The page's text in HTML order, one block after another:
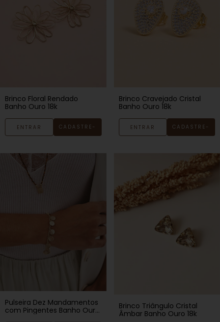
Brinco Floral Rendado
Banho Ouro 18k
ENTRAR CADASTRE-
Brinco Cravejado Cristal
Banho Ouro 18k
ENTRAR CADASTRE-
Pulseira Dez Mandamentos
com Pingentes Banho Ouro
Brinco Triângulo Cristal
Âmbar Banho Ouro 18k